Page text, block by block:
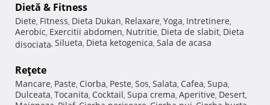
Dietă & Fitness
Diete, Fitness, Dieta Dukan, Relaxare, Yoga, Intretinere,
Aerobic, Exercitii abdomen, Nutritie, Dieta de slabit, Dieta
disociata, Silueta, Dieta ketogenica, Sala de acasa
Reţete
Mancare, Paste, Ciorba, Peste, Sos, Salata, Cafea, Supa,
Dulceata, Tocanita, Cocktail, Supa crema, Aperitive, Desert,